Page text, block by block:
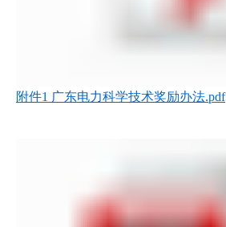
附件1 广东电力科学技术奖励办法.pdf